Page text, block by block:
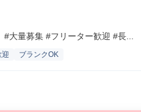
#大量募集 #フリーター歓迎 #長...
迎 ブランクOK